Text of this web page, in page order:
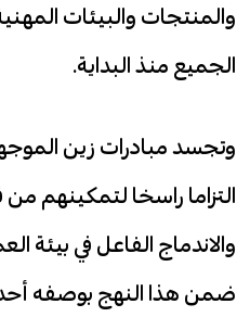
والمنتجات والبيئات
الجميع منذ البداية.
وتجسد مبادرات زين
التزاما راسخا لتمكينهم
ضمن هذا النهج بوصفه أحد